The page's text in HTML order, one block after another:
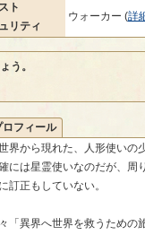
ト
リティ
ウォーカー (詳
う。
ロフィール
界から現れた、人形使いの
には星霊使いなのだが、周
訂正もしていない。
「異界へ世界を救うための